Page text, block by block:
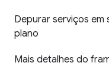
Depurar serviços em
plano
Mais detalhes do